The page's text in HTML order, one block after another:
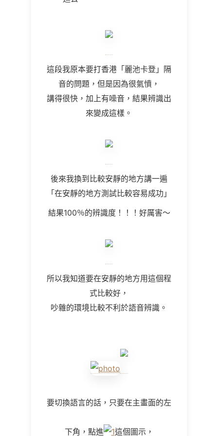
這段我原本要打香港「麗池卡登」隔
音的問題，但是因為很氣憤，
講得很快，加上有噪音，結果辨識出
來變成這樣。
後來我換到比較安靜的地方講一遍
「在安靜的地方測試比較容易成功」
結果100％的辨識度！！！好厲害～
所以我知道要在安靜的地方用這個程
式比較好，
吵雜的環境比較不利於語音辨識。
要切換語言的話，只要在主畫面的左
下角，點進 這個圖示，